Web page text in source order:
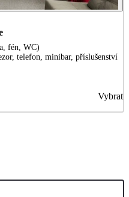
fén, WC)
telefon, minibar, příslušenství
Vybrat